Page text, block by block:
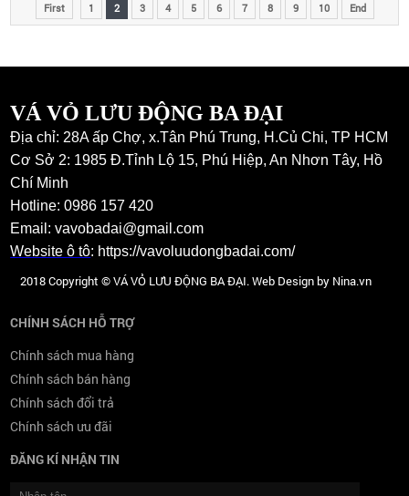
First 1 2 3 4 5 6 7 8 9 10 End
VÁ VỎ LƯU ĐỘNG BA ĐẠI
Địa chỉ: 28A ấp Chợ, x.Tân Phú Trung, H.Củ Chi, TP HCM
Cơ Sở 2: 1985 Đ.Tỉnh Lộ 15, Phú Hiệp, An Nhơn Tây, Hồ
Chí Minh
Hotline: 0986 157 420
Email: vavobadai@gmail.com
Website ô tô: https://vavoluudongbadai.com/
2018 Copyright © VÁ VỎ LƯU ĐỘNG BA ĐẠI. Web Design by Nina.vn
CHÍNH SÁCH HỖ TRỢ
Chính sách mua hàng
Chính sách bán hàng
Chính sách đổi trả
Chính sách ưu đãi
ĐĂNG KÍ NHẬN TIN